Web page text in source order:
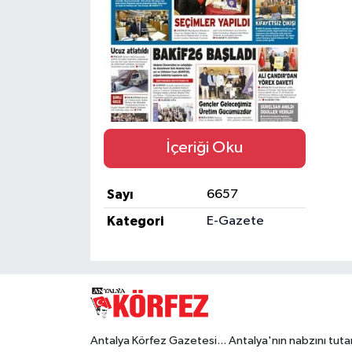
İçeriği Oku
Sayı
6657
Kategori
E-Gazete
Antalya Körfez Gazetesi... Antalya'nın nabzını
Kültür ve Sanat
Bilim ve Teknoloji